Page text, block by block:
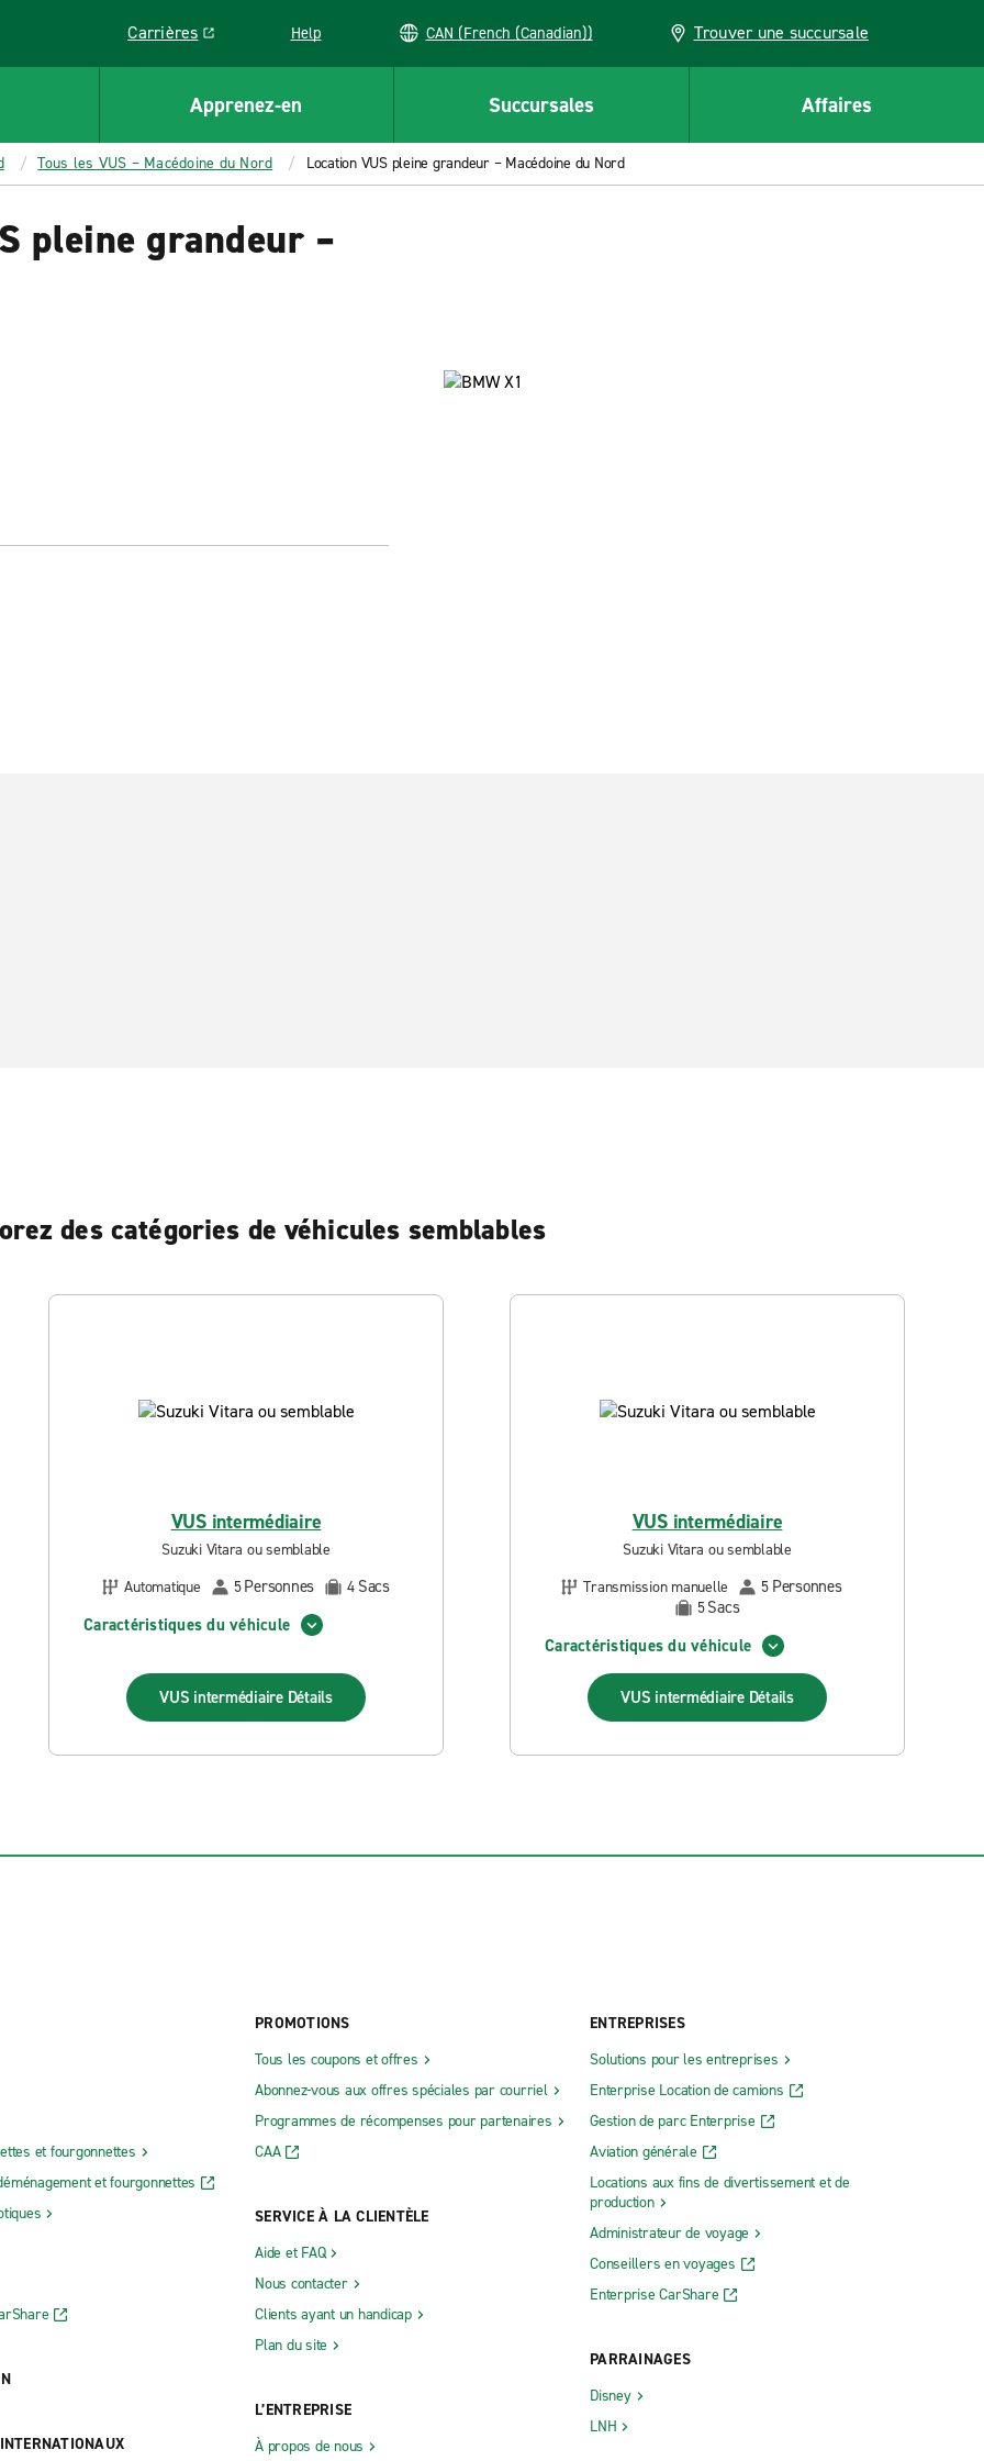
Carrières
Link opens in a new window
Help CAN (French (Canadian)) Trouver une succursale
Apprenez-en Succursales Affaires
Tous les VUS – Macédoine du Nord Location VUS pleine grandeur – Macédoine du Nord
pleine grandeur –
des catégories de véhicules semblables
VUS intermédiaire
Suzuki Vitara ou semblable
Automatique
5Personnes 4 Sacs
Caractéristiques du véhicule
VUS intermédiaire Détails
VUS intermédiaire
Suzuki Vitara ou semblable
Transmission manuelle
5 Personnes
5Sacs
Caractéristiques du véhicule
VUS intermédiaire Détails
et fourgonnettes
et fourgonnettes
PROMOTIONS
Tous les coupons et offres
Abonnez-vous aux offres spéciales par courriel
Programmes de récompenses pour partenaires
CAA
SERVICE À LA CLIENTÈLE
Aide et FAQ
Nous contacter
Clients ayant un handicap
Plan du site
L’ENTREPRISE
À propos de nous
ENTREPRISES
Solutions pour les entreprises
Enterprise Location de camions
Gestion de parc Enterprise
Aviation générale
Locations aux fins de divertissement et de
production
Administrateur de voyage
Conseillers en voyages
Enterprise CarShare
PARRAINAGES
Disney
LNH